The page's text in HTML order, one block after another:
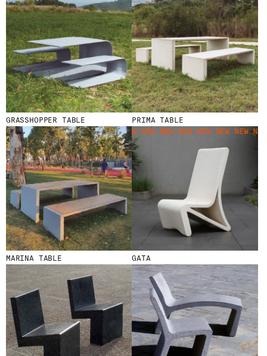
GRASSHOPPER TABLE PRIMA TABLE
MARINA TABLE
NEWNEW NEW NEW NEW NEW NEW NEW NEW
GATA
MENU
NOSOTROS
PRODUCTOS
PROYECTOS
DISEÑADORES
STORIES
CONTACTO
DESCARGAS
RRSS
IG
IN
FB
VIMEO
NEWSLETTER
ENTÉRATE DE NUESTRAS NOVEDADES
SUSCRIBIÉNDOTE A NUESTRA NEWSLETTER.
HE LEÍDO Y ACEPTO LA
POLÍTICA DE
PRIVACIDAD
ENVIAR
LEGAL
AVISO LEGAL
POLÍTICA DE COOKIES
POLÍTICA DE PRIVACIDAD
CANAL ÉTICO
CRÉDITOS